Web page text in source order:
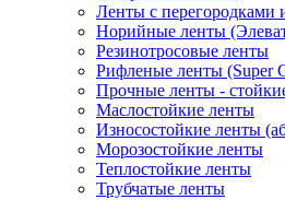
Ленты с перегородками
Норийные ленты
Резинотросовые ленты
Рифленые ленты (Super
Прочные ленты -
Маслостойкие ленты
Износостойкие ленты
Морозостойкие ленты
Теплостойкие ленты
Трубчатые ленты